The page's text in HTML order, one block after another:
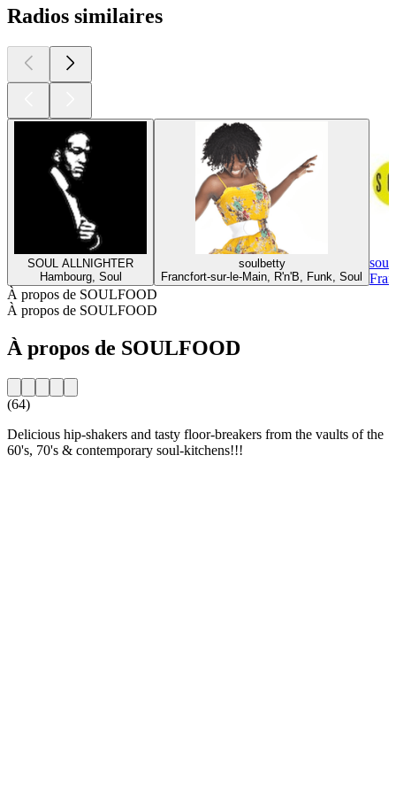
Radios similaires
SOUL ALLNIGHTER
Hambourg, Soul
soulbetty
Francfort-sur-le-Main, R'n'B, Funk, Soul
À propos de SOULFOOD
À propos de SOULFOOD
À propos de SOULFOOD
(64)
Delicious hip-shakers and tasty floor-breakers from the vaults of the
60's, 70's & contemporary soul-kitchens!!!